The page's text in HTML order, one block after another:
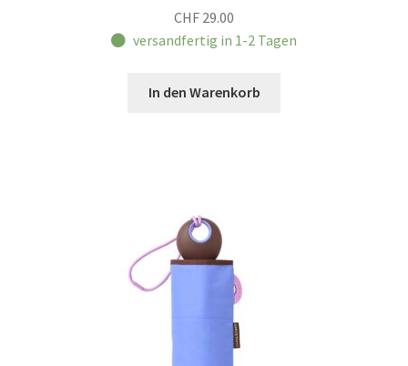
CHF 29.00
versandfertig in 1-2 Tagen
In den Warenkorb